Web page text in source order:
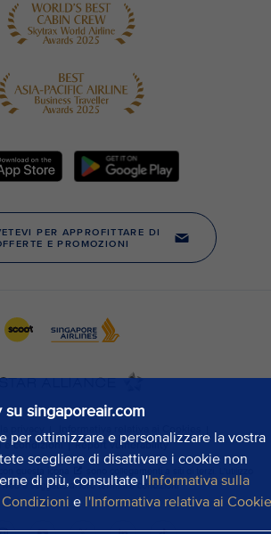
su singaporeair.com
per ottimizzare e personalizzare la vostra
scegliere di disattivare i cookie non
di più, consultate l'Informativa sulla
e l'Informativa relativa ai